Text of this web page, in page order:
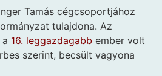
Tamás cégcsoportjához
tulajdona. Az
16. leggazdagabb ember volt
szerint, becsült vagyona